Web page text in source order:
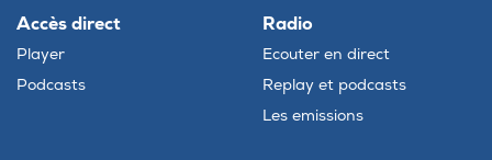
Accès direct
Player
Podcasts
Radio
Ecouter en direct
Replay et podcasts
Les emissions